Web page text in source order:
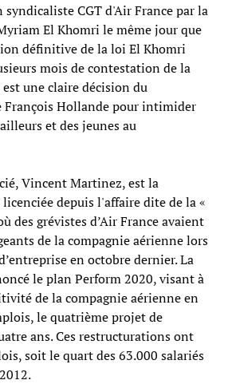
CGT d'Air France par la
El Khomri le même jour que
définitive de la loi El Khomri
mois de contestation de la
une claire décision du
François Hollande pour intimider
et des jeunes au
Vincent Martinez, est la
depuis l'affaire dite de la «
des grévistesd’Air France avaient
de la compagnie aérienne lors
en octobre dernier. La
le plan Perform 2020, visant à
de la compagnie aérienne en
le quatrième projet de
ans. Ces restructurations ont
soit le quart des 63.000 salariés